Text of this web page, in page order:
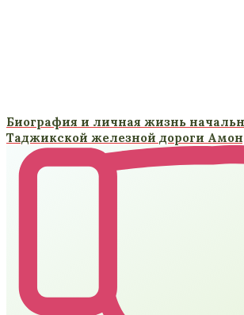
Биография и личная жизнь
Таджикской железной дороги